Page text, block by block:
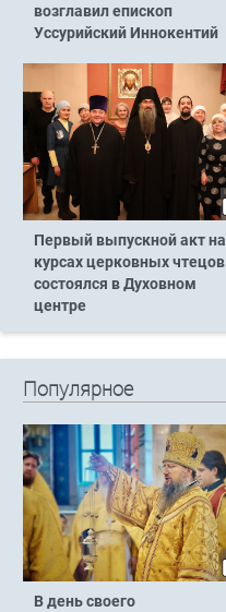
возглавил епископ
Уссурийский Иннокентий
Первый выпускной акт на
курсах церковных чтецов
состоялся в Духовном
центре
Популярное
В день своего